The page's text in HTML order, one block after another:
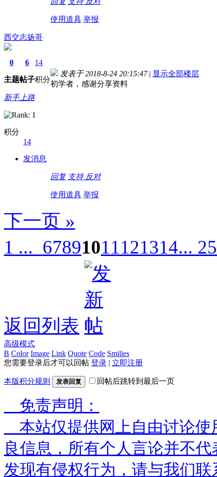
使用道具 举报
西交志扬哥
0
主题
6
帖子
14
积分
新手上路
积分
14
发消息
发表于 2018-8-24 20:15:47 | 显示全部楼层
初学者，感谢分享资料
回复 支持 反对
使用道具 举报
下一页 »
1 ... 67891011121314... 25
返回列表
高级模式
B Color Image Link Quote Code Smilies
您需要登录后才可以回帖 登录 | 立即注册
本版积分规则 发表回复 回帖后跳转到最后一页
免责声明：
本站仅提供网上自由讨论使
良信息，所有个人言论并不
发现有侵权行为，请与我们